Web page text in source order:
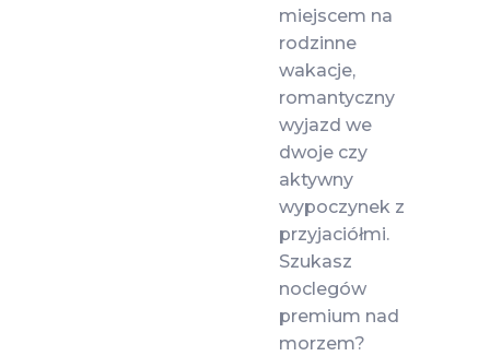
miejscem na
rodzinne
wakacje,
romantyczny
wyjazd we
dwoje czy
aktywny
wypoczynek z
przyjaciółmi.
Szukasz
noclegów
premium nad
morzem?